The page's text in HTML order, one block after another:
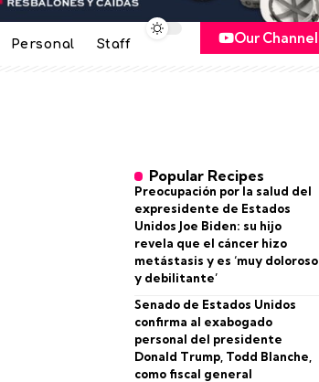
Personal Staff Our Channel
Popular Recipes
Preocupación por la salud del
expresidente de Estados
Unidos Joe Biden: su hijo
revela que el cáncer hizo
metástasis y es ‘muy doloroso
y debilitante’
Senado de Estados Unidos
confirma al exabogado
personal del presidente
Donald Trump, Todd Blanche,
como fiscal general